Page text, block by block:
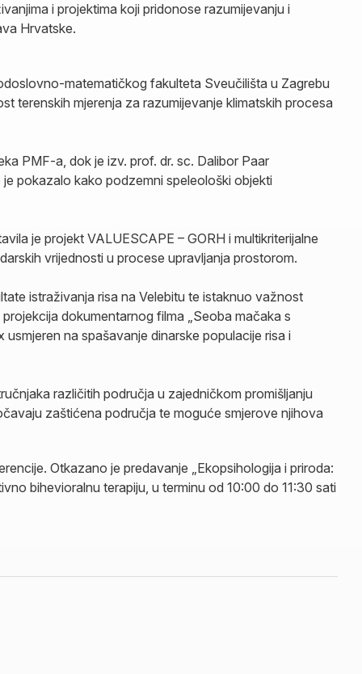
i projektima koji pridonose razumijevanju i
Hrvatske.
matematičkog fakulteta Sveučilišta u Zagrebu
terenskih mjerenja za razumijevanje klimatskih procesa
PMF-a, dok je izv. prof. dr. sc. Dalibor Paar
pokazalo kako podzemni speleološki objekti
je projekt VALUESCAPE – GORH i multikriterijalne
vrijednosti u procese upravljanja prostorom.
istraživanja risa na Velebitu te istaknuo važnost
dokumentarnog filma „Seoba mačaka s
na spašavanje dinarske populacije risa i
različitih područja u zajedničkom promišljanju
zaštićena područja te moguće smjerove njihova
Otkazano je predavanje „Ekopsihologija i priroda:
bihevioralnu terapiju, u terminu od 10:00 do 11:30 sati